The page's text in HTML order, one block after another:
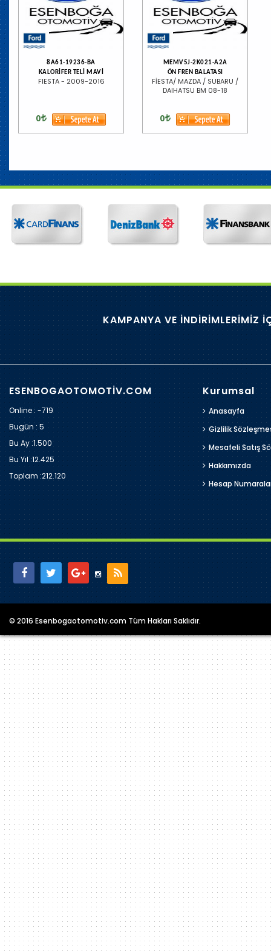
8A61-19236-BA
KALORİFER TELİ MAVİ
FIESTA - 2009-2016
0
MEMV5J-2K021-A2A
ÖN FREN BALATASI
FİESTA/ MAZDA / SUBARU /
DAIHATSU BM 08-18
0
KAMPANYA VE İNDİRİMLERİMİZ
ESENBOGAOTOMOTİV.COM
Online : -719
Bugün :5
Bu Ay :1.500
Bu Yıl :12.425
Toplam :212.120
Kurumsal
Anasayfa
Gizlilik
Mesafeli Satış
Hakkımızda
Hesap
© 2016 Esenbogaotomotiv.com Tüm Hakları Saklıdır.